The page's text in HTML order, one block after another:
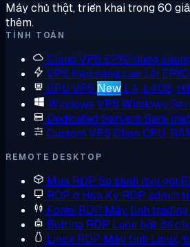
Máy chủ thật, triển khai trong 60
thêm.
TÍNH TOÁN
Cloud VPS EPYC dùng
VPS hiệu năng cao Lõi
GPU VPS New L4, L40S,
Windows VPS Windows
Dedicated Servers Bare
Custom VPS Chọn CPU,
REMOTE DESKTOP
Mua RDP So sánh mọi gói
RDP ở Hoa Kỳ RDP admin
Forex RDP Máy tính
Botting RDP Luôn bật để
Linux RDP Máy tính Linux,